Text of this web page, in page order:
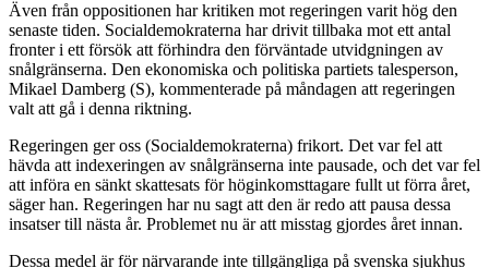
Även från oppositionen har kritiken mot regeringen varit hög den
senaste tiden. Socialdemokraterna har drivit tillbaka mot ett antal
fronter i ett försök att förhindra den förväntade utvidgningen av
snålgränserna. Den ekonomiska och politiska partiets talesperson,
Mikael Damberg (S), kommenterade på måndagen att regeringen
valt att gå i denna riktning.
Regeringen ger oss (Socialdemokraterna) frikort. Det var fel att
hävda att indexeringen av snålgränserna inte pausade, och det var fel
att införa en sänkt skattesats för höginkomsttagare fullt ut förra året,
säger han. Regeringen har nu sagt att den är redo att pausa dessa
insatser till nästa år. Problemet nu är att misstag gjordes året innan.
Dessa medel är för närvarande inte tillgängliga på svenska sjukhus